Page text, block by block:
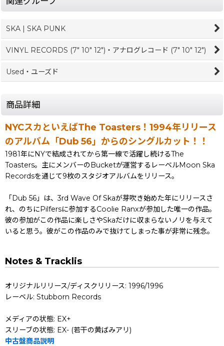
SKA | SKA PUNK
VINYL RECORDS (7" 10" 12")・アナログレコード (7" 10" 12")
Used・ユーズド
商品詳細
NYCスカといえばThe Toasters！1994年リリース
のアルバム「Dub 56」からのシングルカット！！
1981年にNYで結成されてから第一線で活躍し続けるThe
Toasters。主にメンバーのBucketが運営するレーベルMoon Ska
Recordsを通じて9枚のスタジオアルバムをリリース。
「Dub 56」は、3rd Wave Of Skaが芽吹き始めた年にリリースさ
れ、のちにPilfersに参加するCoolie Ranxが参加した唯一の作品。
彼の参加がこの作品に楽しさやSkaだけに収まらないノリを与えて
いると思う。彼がこの作品のみで抜けてしまった事が非常に残念。
Notes & Tracklis
オリジナルリリース/ディスクリリース: 1996/1996
レーベル: Stubborn Records
メディアの状態: EX+
スリーブの状態: EX- (若干の黄ばみアリ)
中古盤商品説明